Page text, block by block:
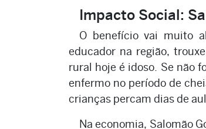
Impacto Social:
O benefício vai muito
educador na região,
rural hoje é idoso. Se não
enfermo no período de
crianças percam dias de
Na economia, Salomão